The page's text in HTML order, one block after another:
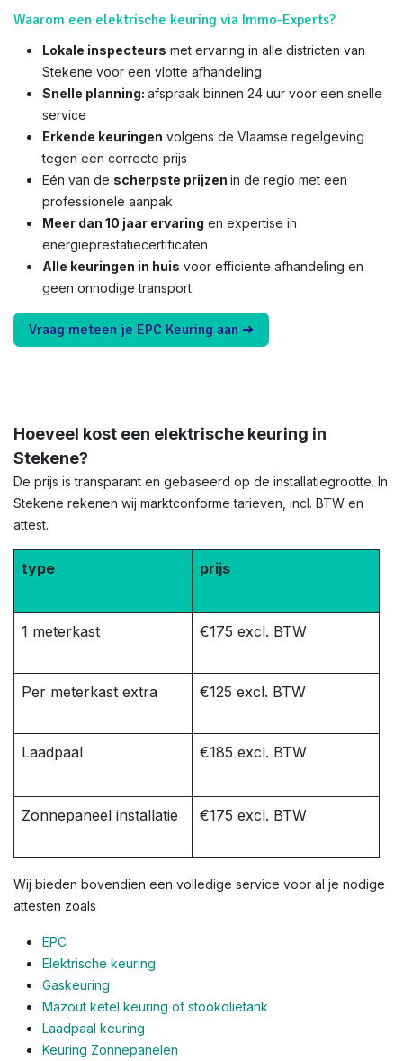
Waarom een elektrische keuring via Immo-Experts?
Lokale inspecteurs met ervaring in alle districten van
Stekene voor een vlotte afhandeling
Snelle planning: afspraak binnen 24 uur voor een snelle
service
Erkende keuringen volgens de Vlaamse regelgeving
tegen een correcte prijs
Eén van de scherpste prijzen in de regio met een
professionele aanpak
Meer dan 10 jaar ervaring en expertise in
energieprestatiecertificaten
Alle keuringen in huis voor efficiente afhandeling en
geen onnodige transport
Vraag meteen je EPC Keuring aan ➜
Hoeveel kost een elektrische keuring in
Stekene?
De prijs is transparant en gebaseerd op de installatiegrootte. In
Stekene rekenen wij marktconforme tarieven, incl. BTW en
attest.
type prijs
1 meterkast €175 excl. BTW
Per meterkast extra €125 excl. BTW
Laadpaal €185 excl. BTW
Zonnepaneel installatie €175 excl. BTW
Wij bieden bovendien een volledige service voor al je nodige
attesten zoals
EPC
Elektrische keuring
Gaskeuring
Mazout ketel keuring of stookolietank
Laadpaal keuring
Keuring Zonnepanelen